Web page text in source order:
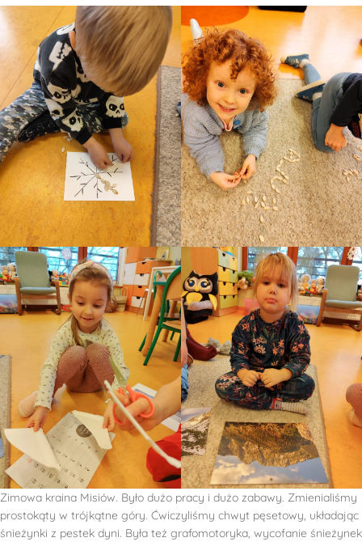
Zimowa kraina Misiów. Było dużo pracy i dużo zabawy. Zmienialiśmy
prostokąty w trójkątne góry. Ćwiczyliśmy chwyt pęsetowy, układając
śnieżynki z pestek dyni. Była też grafomotoryka, wycofanie śnieżynek